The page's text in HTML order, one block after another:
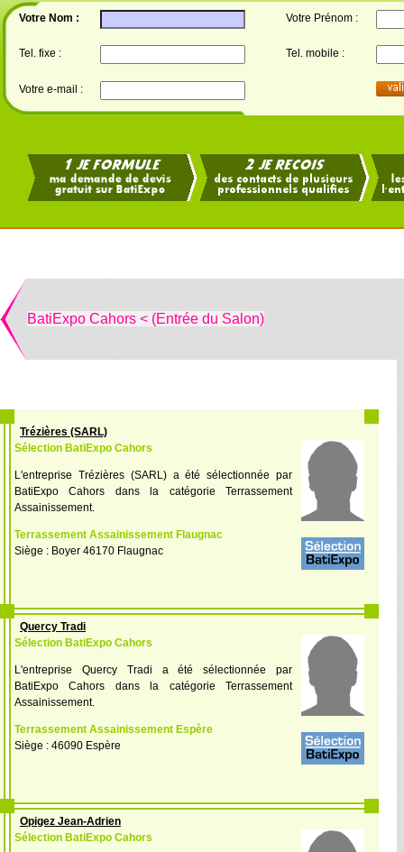
Votre Nom : Votre Prénom :
Tel. fixe : Tel. mobile :
Votre e-mail :
BatiExpo Cahors < (Entrée du Salon)
Trézières (SARL)
Sélection BatiExpo Cahors
L'entreprise Trézières (SARL) a été sélectionnée par
BatiExpo Cahors dans la catégorie Terrassement
Assainissement.
Terrassement Assainissement Flaugnac
Siège : Boyer 46170 Flaugnac
Quercy Tradi
Sélection BatiExpo Cahors
L'entreprise Quercy Tradi a été sélectionnée par
BatiExpo Cahors dans la catégorie Terrassement
Assainissement.
Terrassement Assainissement Espère
Siège : 46090 Espère
Opigez Jean-Adrien
Sélection BatiExpo Cahors